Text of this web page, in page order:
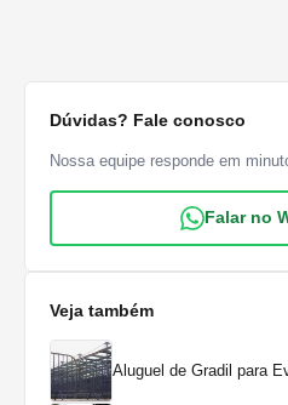
Dúvidas? Fale conosco
Nossa equipe responde em
Falar no
Veja também
Aluguel de Gradil para